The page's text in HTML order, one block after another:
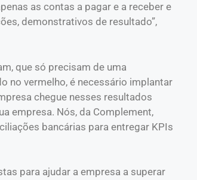
as contas a pagar e a receber e
demonstrativos de resultado”,
que só precisam de uma
no vermelho, é necessário implantar
chegue nesses resultados
empresa. Nós, da Complement,
bancárias para entregar KPIs
para ajudar a empresa a superar